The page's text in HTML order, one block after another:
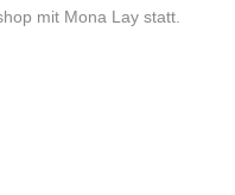
mit Mona Lay statt.